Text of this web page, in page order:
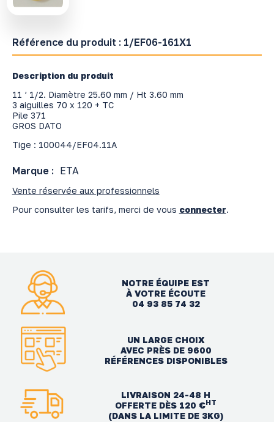
Référence du produit : 1/EF06-161X1
Description du produit
11 ’ 1/2. Diamètre 25.60 mm / Ht 3.60 mm
3 aiguilles 70 x 120 + TC
Pile 371
GROS DATO
Tige : 100044/EF04.11A
Marque : ETA
Vente réservée aux professionnels
Pour consulter les tarifs, merci de vous connecter.
NOTRE ÉQUIPE EST
À VOTRE ÉCOUTE
04 93 85 74 32
UN LARGE CHOIX
AVEC PRÈS DE 9600
RÉFÉRENCES DISPONIBLES
LIVRAISON 24-48 H
OFFERTE DÈS 120 €HT
(DANS LA LIMITE DE 3KG)